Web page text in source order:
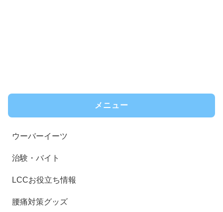
メニュー
ウーバーイーツ
治験・バイト
LCCお役立ち情報
腰痛対策グッズ